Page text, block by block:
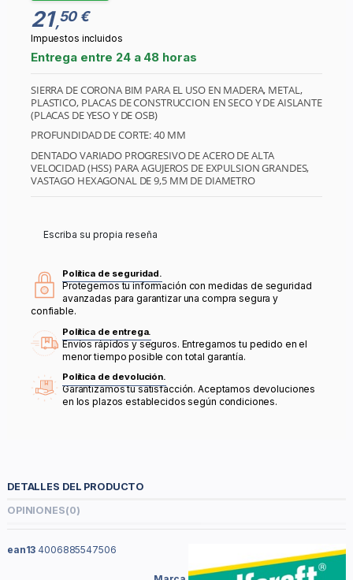
21,50 €
Impuestos incluidos
Entrega entre 24 a 48 horas
SIERRA DE CORONA BIM PARA EL USO EN MADERA, METAL,
PLASTICO, PLACAS DE CONSTRUCCION EN SECO Y DE AISLANTE
(PLACAS DE YESO Y DE OSB)
PROFUNDIDAD DE CORTE: 40 MM
DENTADO VARIADO PROGRESIVO DE ACERO DE ALTA
VELOCIDAD (HSS) PARA AGUJEROS DE EXPULSION GRANDES,
VASTAGO HEXAGONAL DE 9,5 MM DE DIAMETRO
Escriba su propia reseña
Política de seguridad.
Protegemos tu información con medidas de seguridad
avanzadas para garantizar una compra segura y
confiable.
Política de entrega.
Envíos rápidos y seguros. Entregamos tu pedido en el
menor tiempo posible con total garantía.
Política de devolución.
Garantizamos tu satisfacción. Aceptamos devoluciones
en los plazos establecidos según condiciones.
DETALLES DEL PRODUCTO
OPINIONES(0)
ean13 4006885547506